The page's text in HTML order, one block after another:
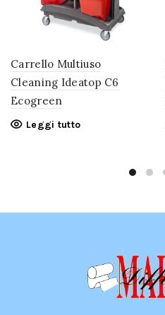
Carrello Multiuso
Cleaning Ideatop C6
Ecogreen
Leggi tutto